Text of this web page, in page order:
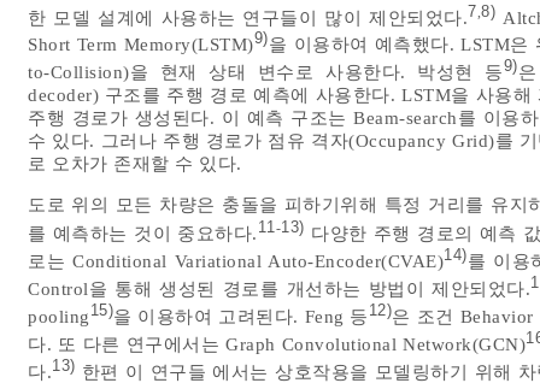
한 모델 설계에 사용하는 연구들이 많이 제안되었다.7 ,8)
Short Term Memory(LSTM)9)을 이용하여 예측했다. LSTM
to-Collision)을 현재 상태 변수로 사용한다. 박성현 등9)
decoder) 구조를 주행 경로 예측에 사용한다. LSTM을 사용
주행 경로가 생성된다. 이 예측 구조는 Beam-search를 이용
수 있다. 그러나 주행 경로가 점유 격자(Occupancy Grid)를
로 오차가 존재할 수 있다.
도로 위의 모든 차량은 충돌을 피하기위해 특정 거리를 유
를 예측하는 것이 중요하다. 11-13) 다양한 주행 경로의 예측
로는 Conditional Variational Auto-Encoder(CVAE)14)를 이용
Control을 통해 생성된 경로를 개선하는 방법이 제안되었다.
pooling 15)을 이용하여 고려된다. Feng 등 12)은 조건
다. 또 다른 연구에서는 Graph Convolutional Network(GCN)
다.13) 한편 이 연구들 에서는 상호작용을 모델링하기 위해